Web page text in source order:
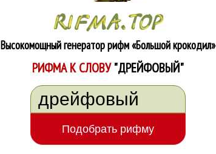
Высокомощный генератор рифм«Большой крокодил»
РИФМА К СЛОВУ"ДРЕЙФОВЫЙ"